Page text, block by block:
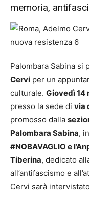
memoria,
Palombara Sabina si
Cervi per un
culturale. Giovedì 14
presso la sede di via
promosso dalla
Palombara Sabina,
#NOBAVAGLIO e
Tiberina, dedicato
all’antifascismo e
Cervi sarà